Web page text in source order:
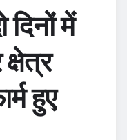
में
हुए